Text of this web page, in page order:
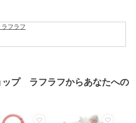
のキャラクターぬいぐるみ
ップ ラフラフからあなたへの